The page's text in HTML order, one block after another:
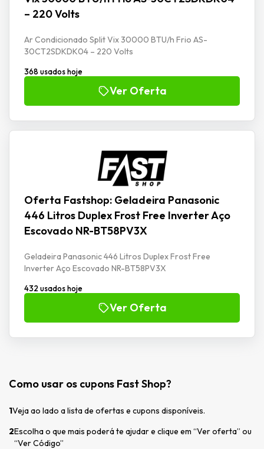
– 220 Volts
Ar Condicionado Split Vix 30000 BTU/h Frio AS-
30CT2SDKDK04 – 220 Volts
368 usados hoje
Ver Oferta
Oferta Fastshop: Geladeira Panasonic
446 Litros Duplex Frost Free Inverter Aço
Escovado NR-BT58PV3X
Geladeira Panasonic 446 Litros Duplex Frost Free
Inverter Aço Escovado NR-BT58PV3X
432 usados hoje
Ver Oferta
Como usar os cupons Fast Shop?
1Veja ao lado a lista de ofertas e cupons disponíveis.
2Escolha o que mais poderá te ajudar e clique em “Ver oferta” ou
“Ver Código”